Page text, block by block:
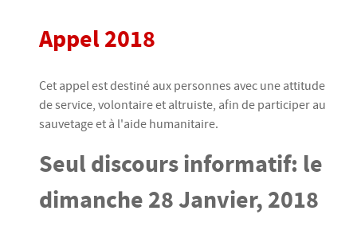
Appel 2018
Cet appel est destiné aux personnes avec une attitude
de service, volontaire et altruiste, afin de participer au
sauvetage et à l'aide humanitaire.
Seul discours informatif: le
dimanche 28 Janvier, 2018